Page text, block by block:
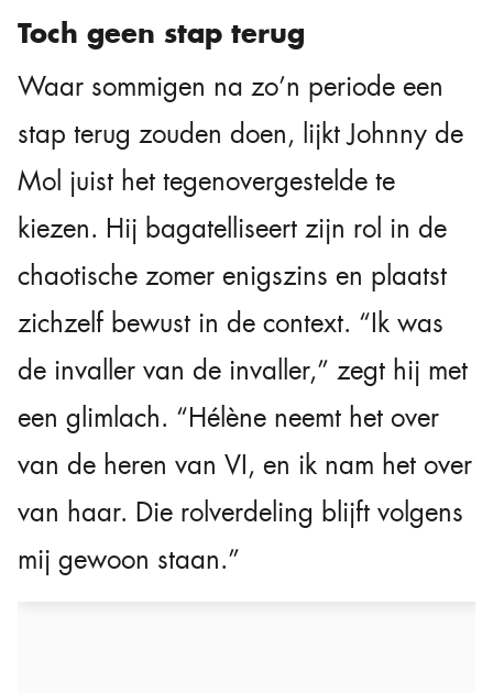
Toch geen stap terug
Waar sommigen na zo’n periode een
stap terug zouden doen, lijkt Johnny de
Mol juist het tegenovergestelde te
kiezen. Hij bagatelliseert zijn rol in de
chaotische zomer enigszins en plaatst
zichzelf bewust in de context. “Ik was
de invaller van de invaller,” zegt hij met
een glimlach. “Hélène neemt het over
van de heren van VI, en ik nam het over
van haar. Die rolverdeling blijft volgens
mij gewoon staan.”